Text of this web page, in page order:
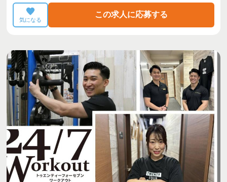
気になる
この求人に応募する